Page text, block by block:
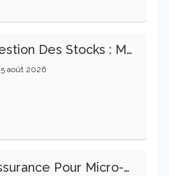
Gestion Des Stocks : Meilleures Pratiques Intralogistiques
5 août 2026
Assurance Pour Micro-Entrepreneur : Les Garanties Essentielles À Connaître